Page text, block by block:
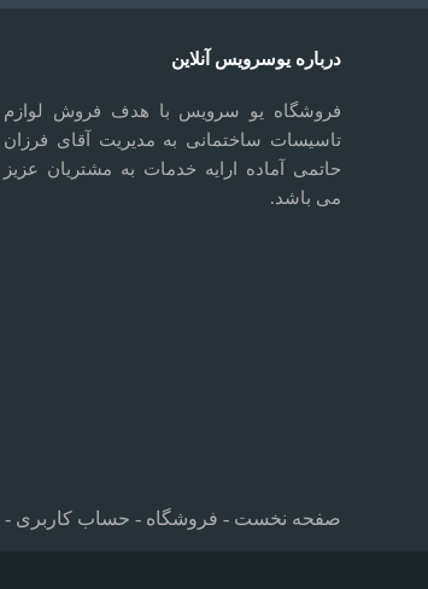
درباره یوسرویس آنلاین
فروشگاه یو سرویس با هدف فروش لوازم
تاسیسات ساختمانی به مدیریت آقای فرزان
حاتمی آماده ارایه خدمات به مشتریان عزیز
می باشد.
صفحه نخست - فروشگاه - حساب کاربری -